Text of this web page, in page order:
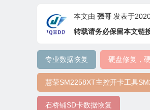
本文由 强哥 发表于
转载请务必保留本文链
专业数据恢复 硬盘修复，
慧荣SM2258XT主控开卡工具
石桥铺SD卡数据恢复